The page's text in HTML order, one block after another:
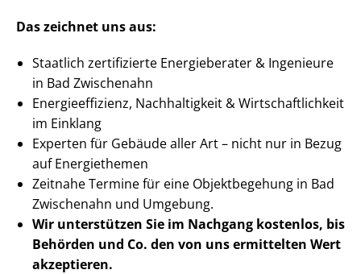
Das zeichnet uns aus:
Staatlich zertifizierte Energieberater & Ingenieure
in Bad Zwischenahn
En­er­gie­ef­fi­zi­enz, Nachhaltigkeit & Wirt­schaft­lich­keit
im Einklang
Experten für Gebäude aller Art – nicht nur in Bezug
auf Energiethemen
Zeitnahe Termine für eine Objektbegehung in Bad
Zwischenahn und Umgebung.
Wir unterstützen Sie im Nachgang kostenlos, bis
Behörden und Co. den von uns ermittelten Wert
akzeptieren.